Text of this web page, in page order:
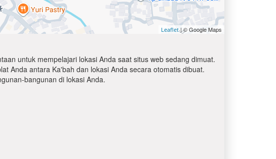
Leaflet| © Google Maps
untuk mempelajari lokasi Anda saat situs web sedang dimuat.
Anda antara Ka'bah dan lokasi Anda secara otomatis dibuat.
bangunan di lokasi Anda.